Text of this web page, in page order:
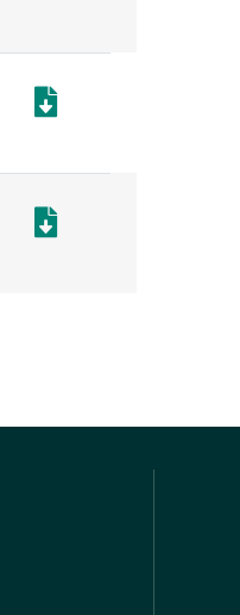
Documento: Plan anual
Documento: Manual de